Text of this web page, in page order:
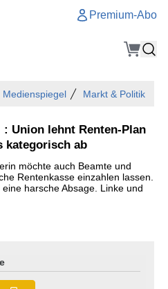
Premium-Abo
Medienspiegel Markt & Politik
Union lehnt Renten-Plan
kategorisch ab
möchte auch Beamte und
Rentenkasse einzahlen lassen.
harsche Absage. Linke und